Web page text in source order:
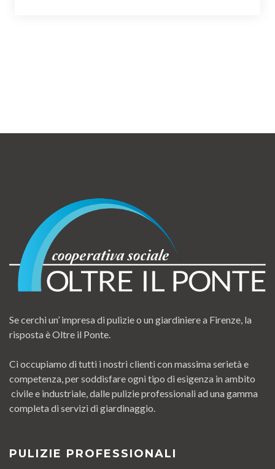
Se cerchi un’ impresa di pulizie o un giardiniere a Firenze, la
risposta è Oltre il Ponte.
Ci occupiamo di tutti i nostri clienti con massima serietà e
competenza, per soddisfare ogni tipo di esigenza in ambito
civile e industriale, dalle pulizie professionali ad una gamma
completa di servizi di giardinaggio.
PULIZIE PROFESSIONALI